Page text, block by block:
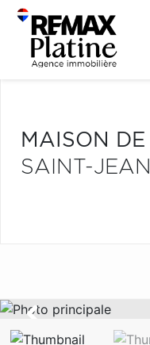
MAISON
SAINT-